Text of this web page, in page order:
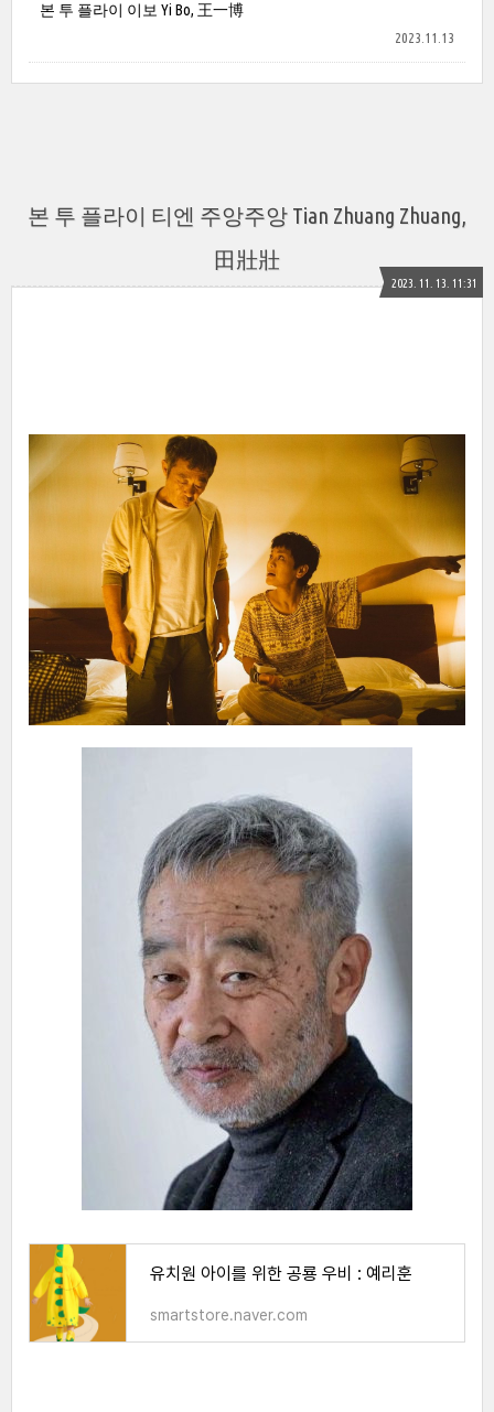
본 투 플라이 이보 Yi Bo, 王一博
2023.11.13
본 투 플라이 티엔 주앙주앙 Tian Zhuang Zhuang,
田壯壯
2023. 11. 13. 11:31
유치원 아이를 위한 공룡 우비 : 예리훈
smartstore.naver.com